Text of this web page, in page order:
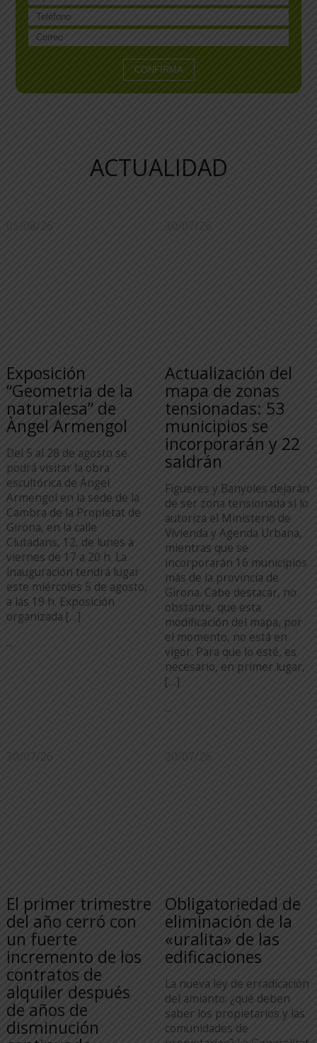
ACTUALIDAD
05/08/26
Exposición
“Geometria de la
naturalesa” de
Àngel Armengol
Del 5 al 28 de agosto se
podrá visitar la obra
escultórica de Àngel
Armengol en la sede de la
Cambra de la Propietat de
Girona, en la calle
Ciutadans, 12, de lunes a
viernes de 17 a 20 h. La
inauguración tendrá lugar
este miércoles 5 de agosto,
a las 19 h. Exposición
organizada […]
...
30/07/26
Actualización del
mapa de zonas
tensionadas: 53
municipios se
incorporarán y 22
saldrán
Figueres y Banyoles dejarán
de ser zona tensionada si lo
autoriza el Ministerio de
Vivienda y Agenda Urbana,
mientras que se
incorporarán 16 municipios
más de la provincia de
Girona. Cabe destacar, no
obstante, que esta
modificación del mapa, por
el momento, no está en
vigor. Para que lo esté, es
necesario, en primer lugar,
[…]
...
30/07/26
El primer trimestre
del año cerró con
un fuerte
incremento de los
contratos de
alquiler después
de años de
disminución
20/07/26
Obligatoriedad de
eliminación de la
«uralita» de las
edificaciones
La nueva ley de erradicación
del amianto: ¿qué deben
saber los propietarios y las
comunidades de